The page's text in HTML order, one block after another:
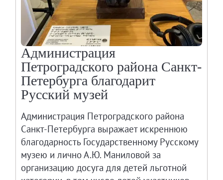
Администрация
Петроградского района Санкт-
Петербурга благодарит
Русский музей
Администрация Петроградского района
Санкт-Петербурга выражает искреннюю
благодарность Государственному Русскому
музею и лично А.Ю. Маниловой за
организацию досуга для детей льготной